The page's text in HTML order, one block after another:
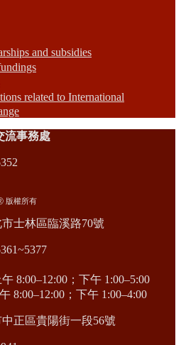
and subsidies
related to International
流事務處
版權所有
市士林區臨溪路70號
8:00–12:00；下午 1:00–5:00
8:00–12:00；下午 1:00–4:00
中正區貴陽街一段56號